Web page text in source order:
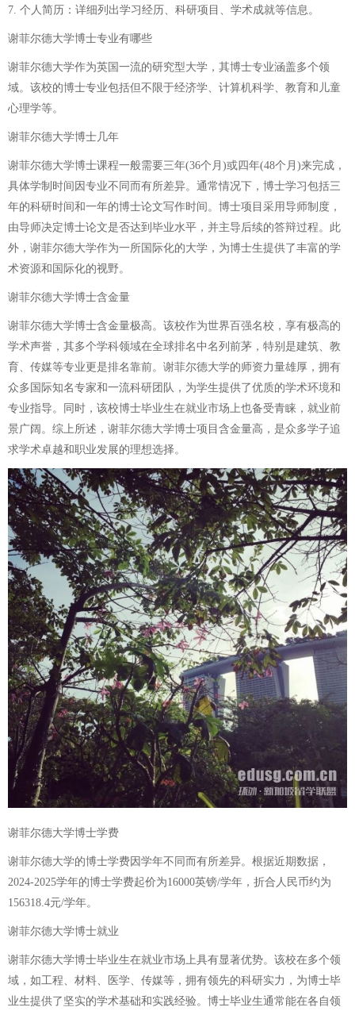
7. 个人简历：详细列出学习经历、科研项目、学术成就等信息。
谢菲尔德大学博士专业有哪些
谢菲尔德大学作为英国一流的研究型大学，其博士专业涵盖多个领
域。该校的博士专业包括但不限于经济学、计算机科学、教育和儿童
心理学等。
谢菲尔德大学博士几年
谢菲尔德大学博士课程一般需要三年(36个月)或四年(48个月)来完成，
具体学制时间因专业不同而有所差异。通常情况下，博士学习包括三
年的科研时间和一年的博士论文写作时间。博士项目采用导师制度，
由导师决定博士论文是否达到毕业水平，并主导后续的答辩过程。此
外，谢菲尔德大学作为一所国际化的大学，为博士生提供了丰富的学
术资源和国际化的视野。
谢菲尔德大学博士含金量
谢菲尔德大学博士含金量极高。该校作为世界百强名校，享有极高的
学术声誉，其多个学科领域在全球排名中名列前茅，特别是建筑、教
育、传媒等专业更是排名靠前。谢菲尔德大学的师资力量雄厚，拥有
众多国际知名专家和一流科研团队，为学生提供了优质的学术环境和
专业指导。同时，该校博士毕业生在就业市场上也备受青睐，就业前
景广阔。综上所述，谢菲尔德大学博士项目含金量高，是众多学子追
求学术卓越和职业发展的理想选择。
谢菲尔德大学博士学费
谢菲尔德大学的博士学费因学年不同而有所差异。根据近期数据，
2024-2025学年的博士学费起价为16000英镑/学年，折合人民币约为
156318.4元/学年。
谢菲尔德大学博士就业
谢菲尔德大学博士毕业生在就业市场上具有显著优势。该校在多个领
域，如工程、材料、医学、传媒等，拥有领先的科研实力，为博士毕
业生提供了坚实的学术基础和实践经验。博士毕业生通常能在各自领